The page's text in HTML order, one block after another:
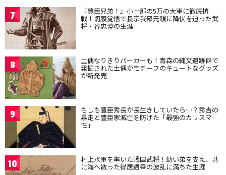
7 『豊臣兄弟！』小一郎の5万の大軍に徹底抗
戦！切腹覚悟で長宗我部元親に降伏を迫った武
将・谷忠澄の生涯
8 土偶なりきりパーカーも！青森の縄文遺跡群で
発掘された土偶がモチーフのキュートなグッズ
が新発売
9 もしも豊臣秀長が長生きしていたら…？秀吉の
暴走と豊臣家滅亡を防げた「最強のカリスマ
性」
10 村上水軍を率いた戦国武将！幼い弟を支え、共
に海へ散った得居通幸の波乱に満ちた生涯